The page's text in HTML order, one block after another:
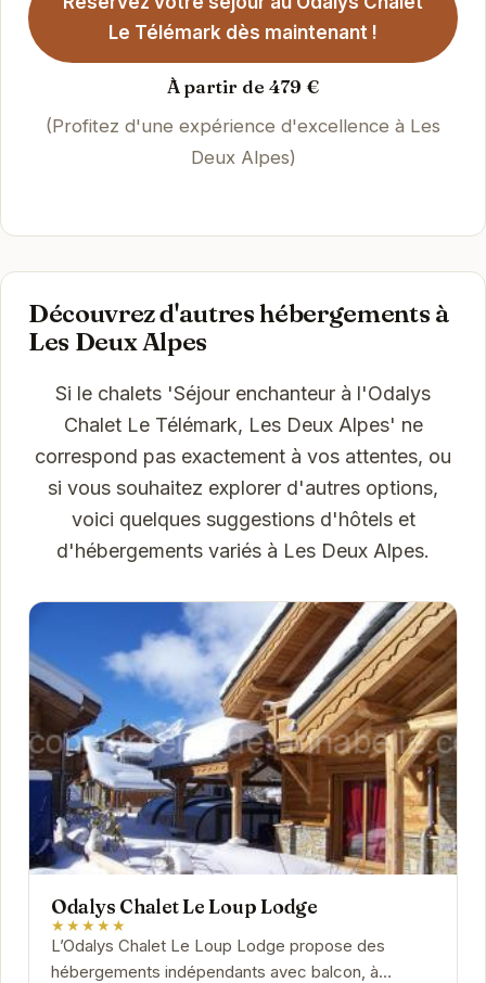
Le Télémark dès maintenant !
À partir de 479 €
(Profitez d'une expérience d'excellence à Les
Deux Alpes)
Découvrez d'autres hébergements à
Les Deux Alpes
Si le chalets 'Séjour enchanteur à l'Odalys
Chalet Le Télémark, Les Deux Alpes' ne
correspond pas exactement à vos attentes, ou
si vous souhaitez explorer d'autres options,
voici quelques suggestions d'hôtels et
d'hébergements variés à Les Deux Alpes.
Odalys Chalet Le Loup Lodge
★★★★★
L’Odalys Chalet Le Loup Lodge propose des
hébergements indépendants avec balcon, à